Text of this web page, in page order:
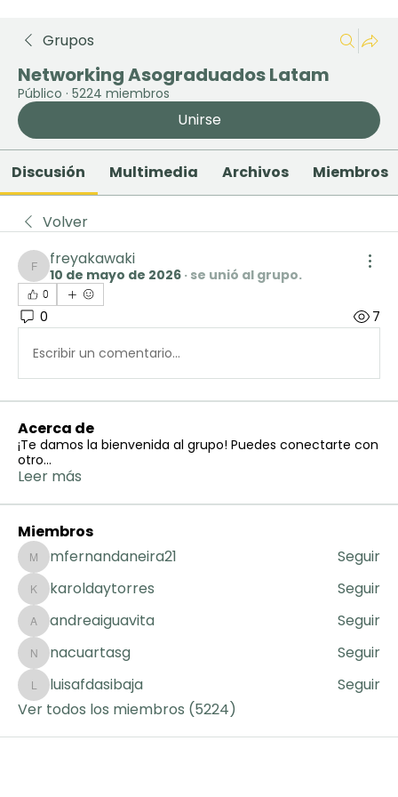
Grupos
Networking Asograduados Latam
Público · 5224 miembros
Unirse
Discusión Multimedia Archivos Miembros
Volver
freyakawaki
freyakawaki
10 de mayo de 2026 · se unió al grupo.
0
0 7
Escribir un comentario...
Acerca de
¡Te damos la bienvenida al grupo! Puedes conectarte con
otro...
Leer más
Miembros
mfernandaneira21
mfernandaneira21 Seguir
karoldaytorres
karoldaytorres Seguir
andreaiguavita
andreaiguavita Seguir
nacuartasg
nacuartasg Seguir
luisafdasibaja
luisafdasibaja
Seguir
Ver todos los miembros (5224)